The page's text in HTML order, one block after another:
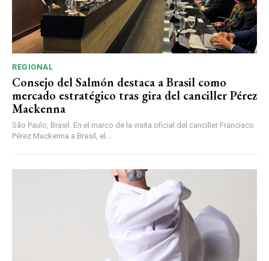
REGIONAL
Consejo del Salmón destaca a Brasil como
mercado estratégico tras gira del canciller Pérez
Mackenna
São Paulo, Brasil. En el marco de la visita oficial del canciller Francisco
Pérez Mackenna a Brasil, el...